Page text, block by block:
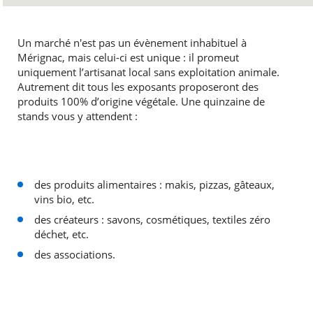
Un marché n'est pas un évènement inhabituel à
Mérignac, mais celui-ci est unique : il promeut
uniquement l’artisanat local sans exploitation animale.
Autrement dit tous les exposants proposeront des
produits 100% d’origine végétale. Une quinzaine de
stands vous y attendent :
des produits alimentaires : makis, pizzas, gâteaux,
vins bio, etc.
des créateurs : savons, cosmétiques, textiles zéro
déchet, etc.
des associations.